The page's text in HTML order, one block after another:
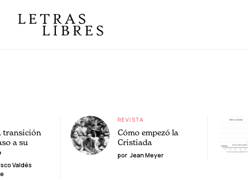
transición
a su
Valdés
REVISTA
Cómo empezó la
Cristiada
por Jean Meyer